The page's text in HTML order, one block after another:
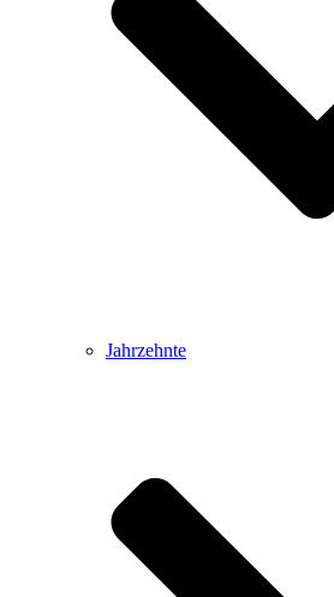
Jahrzehnte